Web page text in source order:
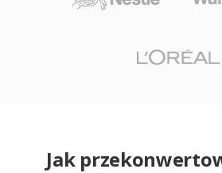
Jak